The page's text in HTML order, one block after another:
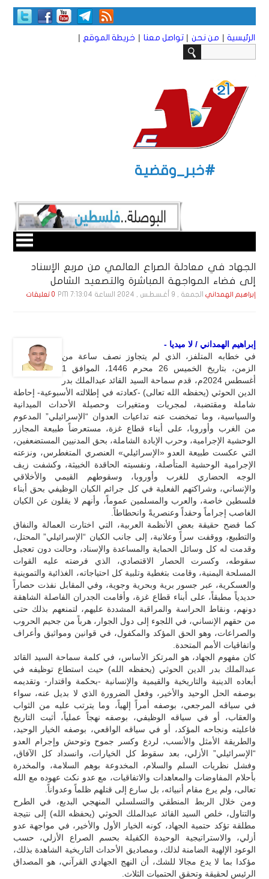
الرئيسية | من نحن | تواصل معنا | خريطة الموقع |
#خبر_وقضية
الجهاد في معادلة الصراع العالمي من مربع الإسناد
إلى فضاء المواجهة المباشرة والتصعيد الشامل
إبراهيم الهمداني الجمعة , 9 أغـسـطـس , 2024 الساعة 7:13:04 PM 0 تعليقات
إبراهيم الهمداني / لا ميديا -
في خطابه المتلفز، الذي لم يتجاوز نصف ساعة من
الزمن، بتاريخ الخميس 26 محرم 1446، الموافق 1
أغسطس 2024م، قدم سماحة السيد القائد عبدالملك بدر
الدين الحوثي (يحفظه الله تعالى) -كعادته في إطلالته الأسبوعية- إحاطة
شاملة ومقتضبة، لمجريات ومتغيرات وحصيلة الأحداث الميدانية
والسياسية، وما تمخضت عنه تداعيات العدوان “الإسرائيلي” المدعوم
من الغرب وأوروبا، على أبناء قطاع غزة، مستعرضاً طبيعة المجازر
الوحشية الإجرامية، وحرب الإبادة الشاملة، بحق المدنيين المستضعفين،
التي عكست طبيعة العدو «الإسرائيلي» العنصري المتغطرس، ونزعته
الإجرامية الوحشية المتأصلة، ونفسيته الحاقدة الخبيثة، وكشفت زيف
الوجه الحضاري للغرب وأوروبا، وسقوطهم القيمي والأخلاقي
والإنساني، وشراكتهم الفعلية في كل جرائم الكيان الوظيفي بحق أبناء
فلسطين خاصة، والعرب والمسلمين عموماً، وأنهم لا يقلون عن الكيان
الغاصب إجراماً وحقداً وعنصريةً وانحطاطاً.
كما فضح حقيقة بعض الأنظمة العربية، التي اختارت العمالة والنفاق
والتطبيع، ووقفت سراً وعلانية، إلى جانب الكيان “الإسرائيلي” المحتل،
وقدمت له كل وسائل الحماية والمساعدة والإسناد، وحالت دون تعجيل
سقوطه، وكسرت الحصار الاقتصادي، الذي فرضته عليه القوات
المسلحة اليمنية، وقامت بتغطية وتلبية كل احتياجاته، الغذائية والتموينية
والعسكرية، عبر جسور برية وبحرية وجوية، وفي المقابل نفذت حصاراً
حديدياً مطبقاً، على أبناء قطاع غزة، وأقامت الجدران الفاصلة الشاهقة
دونهم، ونقاط الحراسة والمراقبة المشددة عليهم، لتمنعهم بذلك حتى
من حقهم الإنساني، في اللجوء إلى دول الجوار، هرباً من جحيم الحروب
والصراعات، وهو الحق المؤكد والمكفول، في قوانين ومواثيق وأعراف
واتفاقيات الأمم المتحدة.
كان مفهوم الجهاد، هو المرتكز الأساس، في كلمة سماحة السيد القائد
عبدالملك بدر الدين الحوثي (يحفظه الله) حيث استطاع توظيفه في
أبعاده الدينية والتاريخية والقيمية والإنسانية -بحكمة واقتدار- وتقديمه
بوصفه الحل الوحيد والأخير، وفعل الضرورة الذي لا بديل عنه، سواء
في سياقه المرجعي، بوصفه أمراً إلهياً، وما يترتب عليه من الثواب
والعقاب، أو في سياقه الوظيفي، بوصفه نهجاً عملياً، أثبت التاريخ
فاعليته ونجاحه المؤكد، أو في سياقه الواقعي، بوصفه الخيار الوحيد،
والطريقة الأمثل والأنسب، لردع وكسر جموح وتوحش وإجرام العدو
“الإسرائيلي” الأزلي، بعد سقوط كل الخيارات، وانسداد كل الآفاق،
وفشل نظريات السلم والسلام، المخدوعة بوهم السلامة، والمخدرة
بأحلام المفاوضات والمعاهدات والاتفاقيات، مع عدو نكث عهوده مع الله
تعالى، ولم يرع مقام أنبيائه، بل سارع إلى قتلهم ظلماً وعدواناً.
ومن خلال الربط المنطقي والتسلسلي المنهجي البديع، في الطرح
والتناول، خلص السيد القائد عبدالملك الحوثي (يحفظه الله) إلى نتيجة
مطلقة تؤكد حتمية الجهاد، كونه الخيار الأول والأخير، في مواجهة عدو
أزلي، والاستراتيجية الوحيدة الكفيلة بحسم الصراع الأزلي، حسب
الوعود الإلهية الضامنة لذلك، ومصاديق الأحداث التاريخية الشاهدة بذلك،
مؤكدا بما لا يدع مجالا للشك، أن النهج الجهادي القرآني، هو المصداق
الرئيس لحقيقة وتحقق الحتميات الثلاث.